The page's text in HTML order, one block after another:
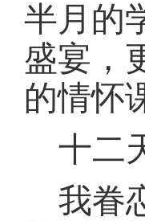
半月的
盛宴，
的情怀
十二
我眷